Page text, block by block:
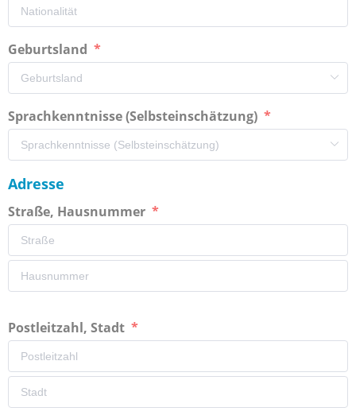
Geburtsland
Sprachkenntnisse (Selbsteinschätzung)
Adresse
Straße, Hausnummer
Postleitzahl, Stadt